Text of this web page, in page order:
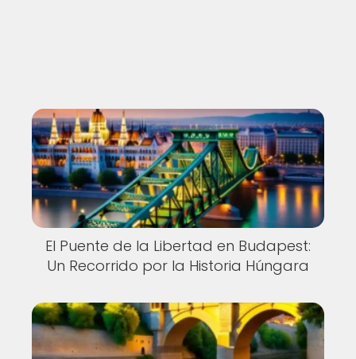
El Puente de la Libertad en Budapest:
Un Recorrido por la Historia Húngara